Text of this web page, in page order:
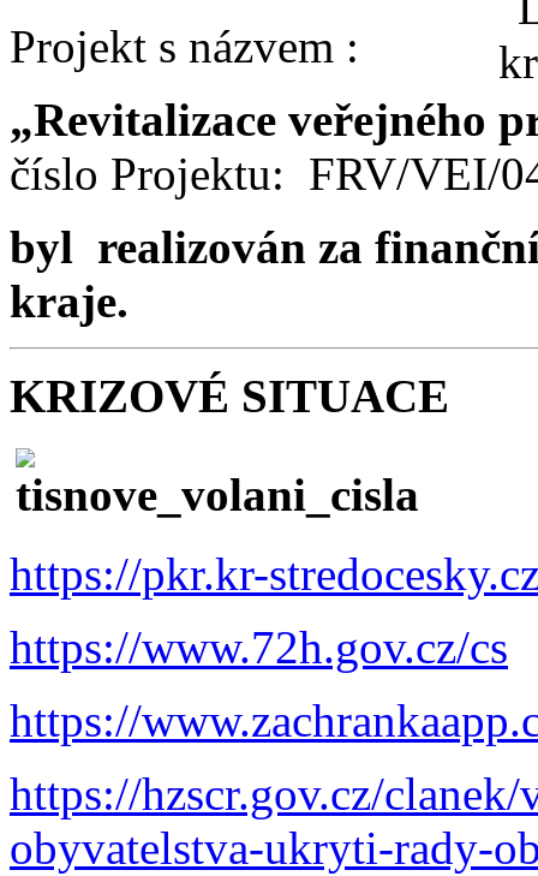
Projekt s názvem :
„Revitalizace veřejného
číslo Projektu: FRV/VEI/
byl realizován za
kraje.
KRIZOVÉ SITUACE
https://pkr.kr-
https://www.72h.gov.cz/cs
https://
https://hzscr.gov.cz/
obyvatelstva-ukryti-rady-